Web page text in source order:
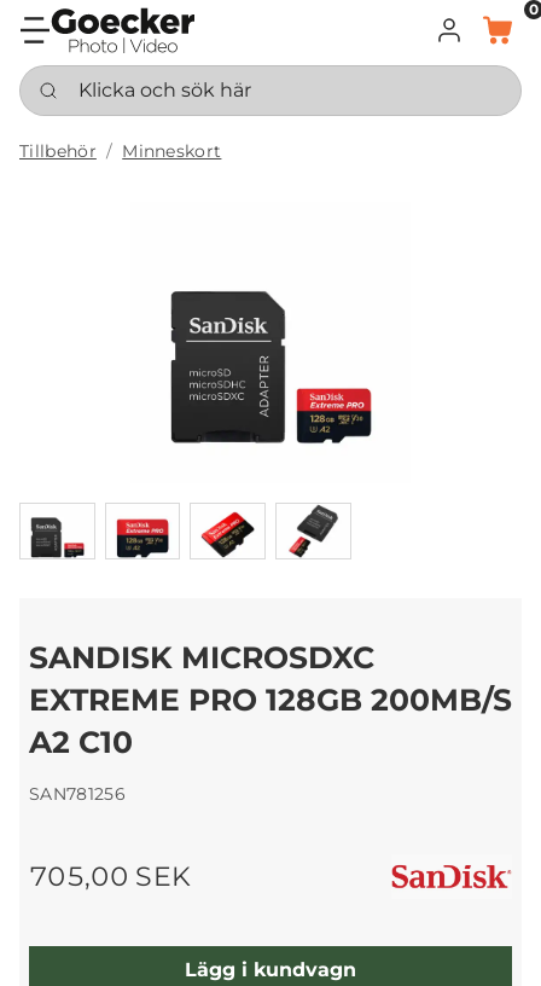
LOGGA IN
KORG
0
Klicka och sök här
Tillbehör Minneskort
SANDISK MICROSDXC
EXTREME PRO 128GB 200MB/S
A2 C10
SAN781256
705,00 SEK
Lägg i kundvagn